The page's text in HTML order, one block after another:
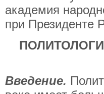
академия
при Президенте
Введение.